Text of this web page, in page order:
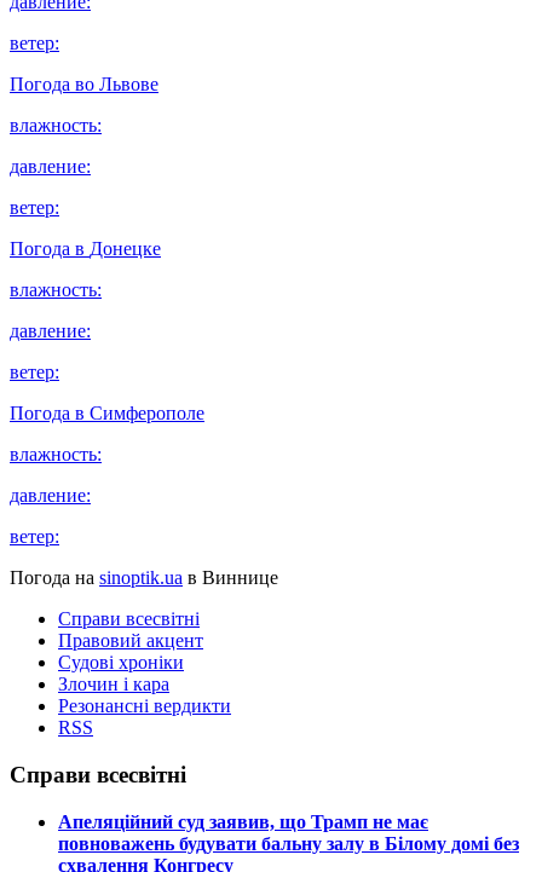
ветер:
Погода во Львове
влажность:
давление:
ветер:
Погода в Донецке
влажность:
давление:
ветер:
Погода в Симферополе
влажность:
давление:
ветер:
Погода на sinoptik.ua в Виннице
Справи всесвітні
Правовий акцент
Судові хроніки
Злочин і кара
Резонансні вердикти
RSS
Справи всесвітні
​Апеляційний суд заявив, що Трамп не має
повноважень будувати бальну залу в Білому домі без
схвалення Конгресу